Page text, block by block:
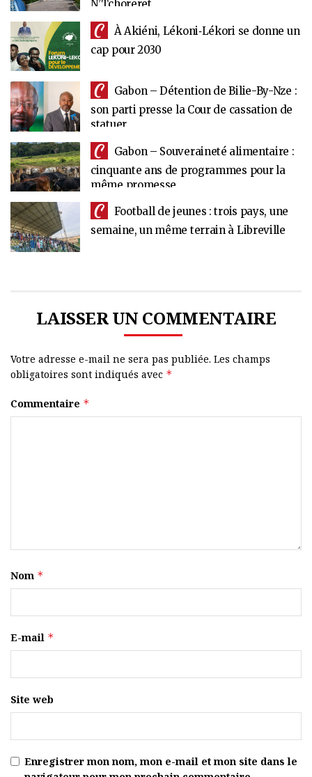
N’Tchoreret
À Akiéni, Lékoni‑Lékori se donne un
cap pour 2030
Gabon – Détention de Bilie-By-Nze :
son parti presse la Cour de cassation de
statuer
Gabon – Souveraineté alimentaire :
cinquante ans de programmes pour la
même promesse
Football de jeunes : trois pays, une
semaine, un même terrain à Libreville
LAISSER UN COMMENTAIRE
Votre adresse e-mail ne sera pas publiée. Les champs
obligatoires sont indiqués avec *
Commentaire *
Nom *
E-mail *
Site web
Enregistrer mon nom, mon e-mail et mon site dans le